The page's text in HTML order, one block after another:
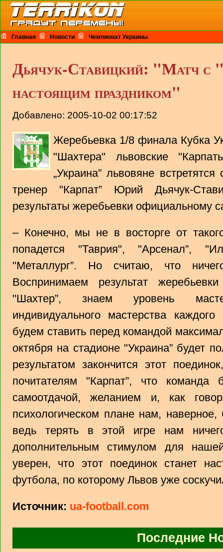
Главная Новости Чемпионат Украины
Дьячук-Ставицкий: "Матч с
настоящим праздником"
Добавлено: 2005-10-02 00:17:52
Жеребьевка 1/8 финала Кубка
"Шахтера" львовские
„Украина” львовяне
тренер "Карпат” Юрий Дьячук-
результаты жеребьевки официальному
– Конечно, мы не в восторге от
попадется "Таврия", "Арсенал”,
"Металлург”. Но считаю, что
Воспринимаем результат
"Шахтер”, знаем уровень
индивидуального мастерства
будем ставить перед командой
октября на стадионе "Украина” будет
результатом закончится этот
почитателям "Карпат”, что команда
самоотдачой, желанием и, как
психологическом плане нам,
ведь терять в этой игре нам
дополнительным стимулом для
уверен, что этот поединок станет
футбола, по которому Львов уже
Источник: ua-football.com
Последние